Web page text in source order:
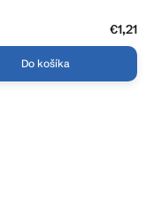
€1,21
Do košíka